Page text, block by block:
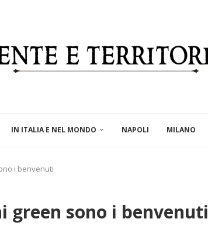
IN ITALIA E NEL MONDO NAPOLI MILANO
i benvenuti
green sono i benvenuti